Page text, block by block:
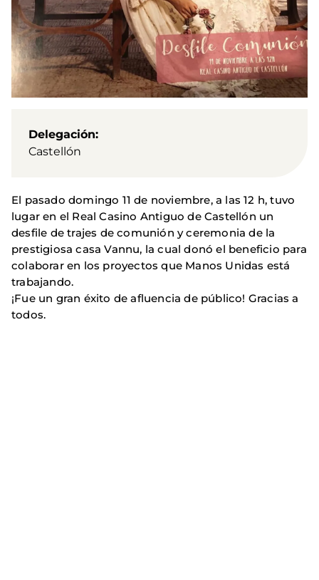
Delegación
Castellón
El pasado domingo 11 de noviembre, a las 12 h, tuvo
lugar en el Real Casino Antiguo de Castellón un
desfile de trajes de comunión y ceremonia de la
prestigiosa casa Vannu, la cual donó el beneficio para
colaborar en los proyectos que Manos Unidas está
trabajando.
¡Fue un gran éxito de afluencia de público! Gracias a
todos.